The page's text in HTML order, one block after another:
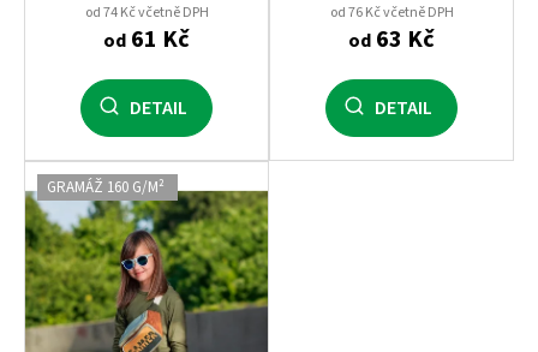
od 74 Kč včetně DPH
od 61 Kč
DETAIL
od 76 Kč včetně DPH
od 63 Kč
DETAIL
GRAMÁŽ 160 G/M²